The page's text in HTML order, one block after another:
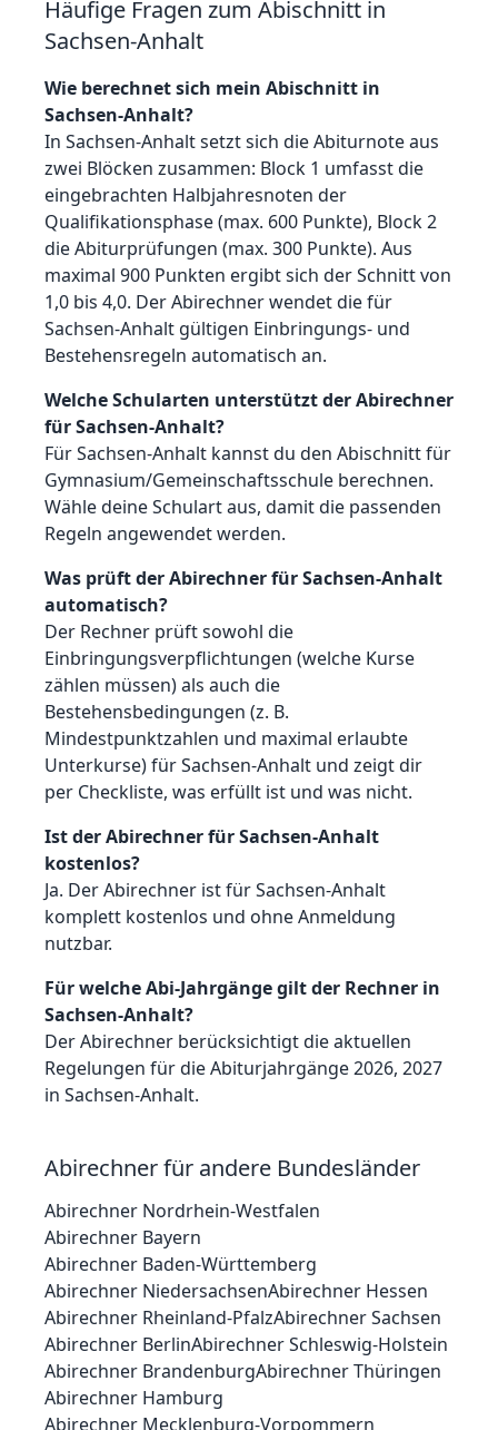
Häufige Fragen zum Abischnitt in
Sachsen-Anhalt
Wie berechnet sich mein Abischnitt in
Sachsen-Anhalt?
In Sachsen-Anhalt setzt sich die Abiturnote aus
zwei Blöcken zusammen: Block 1 umfasst die
eingebrachten Halbjahresnoten der
Qualifikationsphase (max. 600 Punkte), Block 2
die Abiturprüfungen (max. 300 Punkte). Aus
maximal 900 Punkten ergibt sich der Schnitt von
1,0 bis 4,0. Der Abirechner wendet die für
Sachsen-Anhalt gültigen Einbringungs- und
Bestehensregeln automatisch an.
Welche Schularten unterstützt der Abirechner
für Sachsen-Anhalt?
Für Sachsen-Anhalt kannst du den Abischnitt für
Gymnasium/Gemeinschaftsschule berechnen.
Wähle deine Schulart aus, damit die passenden
Regeln angewendet werden.
Was prüft der Abirechner für Sachsen-Anhalt
automatisch?
Der Rechner prüft sowohl die
Einbringungsverpflichtungen (welche Kurse
zählen müssen) als auch die
Bestehensbedingungen (z. B.
Mindestpunktzahlen und maximal erlaubte
Unterkurse) für Sachsen-Anhalt und zeigt dir
per Checkliste, was erfüllt ist und was nicht.
Ist der Abirechner für Sachsen-Anhalt
kostenlos?
Ja. Der Abirechner ist für Sachsen-Anhalt
komplett kostenlos und ohne Anmeldung
nutzbar.
Für welche Abi-Jahrgänge gilt der Rechner in
Sachsen-Anhalt?
Der Abirechner berücksichtigt die aktuellen
Regelungen für die Abiturjahrgänge 2026, 2027
in Sachsen-Anhalt.
Abirechner für andere Bundesländer
Abirechner Nordrhein-Westfalen
Abirechner Bayern
Abirechner Baden-Württemberg
Abirechner NiedersachsenAbirechner Hessen
Abirechner Rheinland-PfalzAbirechnerSachsen
Abirechner BerlinAbirechnerSchleswig-Holstein
Abirechner BrandenburgAbirechnerThüringen
Abirechner Hamburg
Abirechner Mecklenburg-Vorpommern